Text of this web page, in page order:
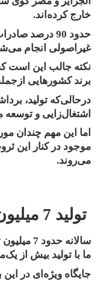
خارج کرده‌اند.
حدود 90 درصد
غیراصولی انجام
نکته جالب این است
برند کشورهایی
درحالی‌که تولید،
اشتغال‌زایی و
اما این مهم چندان
موجود در کنار این
می‌روند.
تولید 7 میلیون تن خرما در جهان
سالانه
ما با تولید بیش از